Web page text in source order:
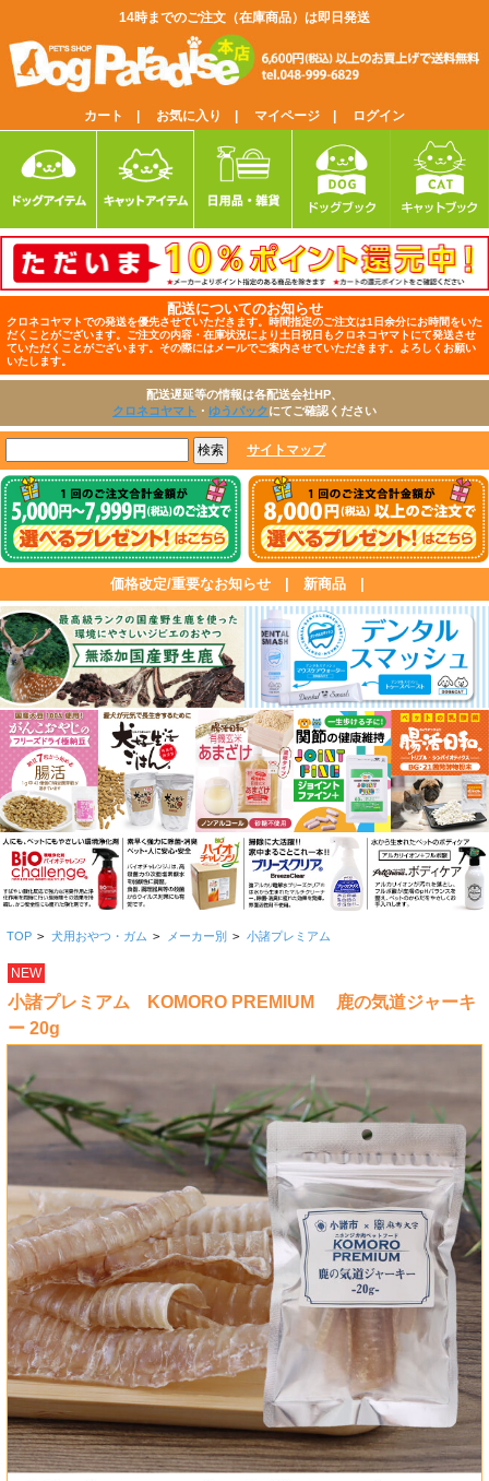
14時までのご注文（在庫商品）は即日発送
カート | お気に入り | マイページ | ログイン
配送についてのお知らせ
クロネコヤマトでの発送を優先させていただきます。時間指定のご注文は1日余分にお時間をいた
だくことがございます。ご注文の内容・在庫状況により土日祝日もクロネコヤマトにて発送させ
ていただくことがございます。その際にはメールでご案内させていただきます。よろしくお願い
いたします。
配送遅延等の情報は各配送会社HP、
クロネコヤマト ・ ゆうパックにてご確認ください
サイトマップ
価格改定/重要なお知らせ 新商品
TOP > 犬用おやつ・ガム > メーカー別 > 小諸プレミアム
NEW
小諸プレミアム KOMORO PREMIUM 鹿の気道ジャーキ
ー 20g